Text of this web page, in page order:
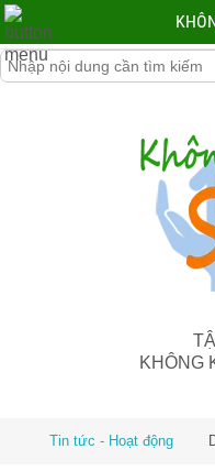
KHÔNG
Tin tức - Hoạt động